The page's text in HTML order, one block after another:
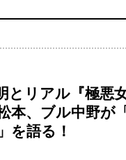
とリアル『極悪
本、ブル中野が
を語る！